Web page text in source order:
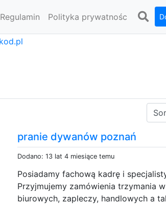
Regulamin Polityka prywatnośc
pranie dywanów poznań
Dodano: 13 lat 4 miesiące temu
Posiadamy fachową kadrę i
Przyjmujemy zamówienia trzymania
biurowych, zapleczy, handlowych a